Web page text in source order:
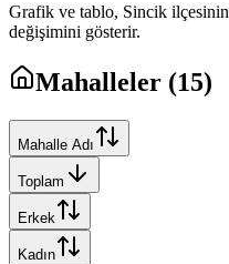
Grafik ve tablo, Sincik ilçesinin
değişimini gösterir.
Mahalleler (15)
Mahalle Adı
Toplam
Erkek
Kadın